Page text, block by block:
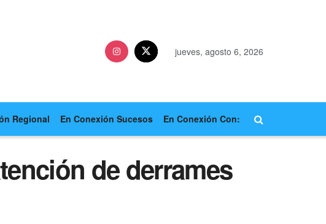
jueves, agosto 6, 2026
Regional En Conexión Sucesos En Conexión Con:
de derrames